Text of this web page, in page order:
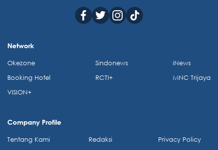
Network
Okezone
Booking Hotel
VISION+
Sindonews
RCTI+
iNews
MNC Trijaya
Company Profile
Tentang Kami Redaksi Privacy Policy